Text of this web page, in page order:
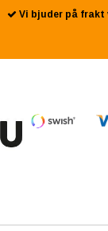
Vi bjuder på frakt